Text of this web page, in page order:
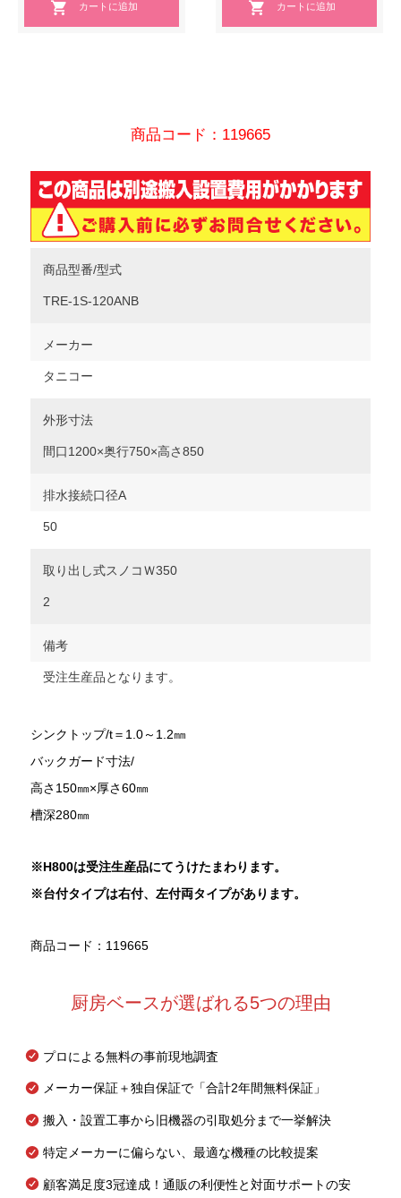
商品コード：119665
商品型番/型式
TRE-1S-120ANB
メーカー
タニコー
外形寸法
間口1200×奥行750×高さ850
排水接続口径A
50
取り出し式スノコＷ350
2
備考
受注生産品となります。
シンクトップ/t＝1.0～1.2㎜
バックガード寸法/
高さ150㎜×厚さ60㎜
槽深280㎜
※H800は受注生産品にてうけたまわります。
※台付タイプは右付、左付両タイプがあります。
商品コード：119665
厨房ベースが選ばれる5つの理由
プロによる無料の事前現地調査
メーカー保証＋独自保証で「合計2年間無料保証」
搬入・設置工事から旧機器の引取処分まで一挙解決
特定メーカーに偏らない、最適な機種の比較提案
顧客満足度3冠達成！通販の利便性と対面サポートの安